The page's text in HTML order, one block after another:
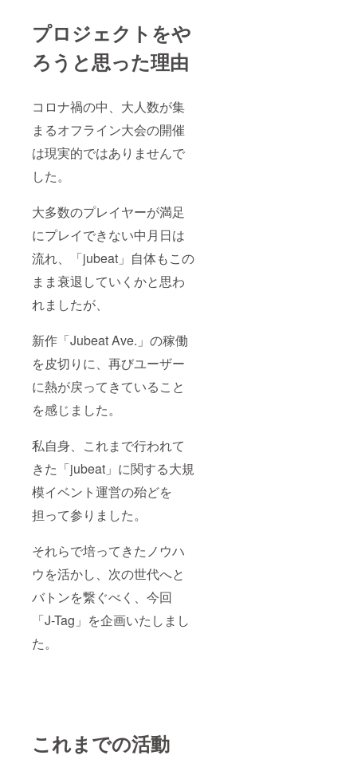
プロジェクトをや
ろうと思った理由
コロナ禍の中、大人数が集
まるオフライン大会の開催
は現実的ではありませんで
した。
大多数のプレイヤーが満足
にプレイできない中月日は
流れ、「jubeat」自体もこの
まま衰退していくかと思わ
れましたが、
新作「Jubeat Ave.」の稼働
を皮切りに、再びユーザー
に熱が戻ってきていること
を感じました。
私自身、これまで行われて
きた「jubeat」に関する大規
模イベント運営の殆どを
担って参りました。
それらで培ってきたノウハ
ウを活かし、次の世代へと
バトンを繋ぐべく、今回
「J-Tag」を企画いたしまし
た。
これまでの活動